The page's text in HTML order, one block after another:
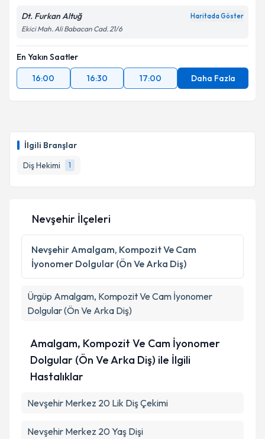
İlgili Branşlar
Diş Hekimi
1
Dt. Furkan Altuğ Haritada Göster
Ekici Mah. Ali Babacan Cad. 21/6
En Yakın Saatler
16:00
16:30 17:00 Daha Fazla
Nevşehir İlçeleri
Nevşehir Amalgam, Kompozit Ve Cam
İyonomer Dolgular (Ön Ve Arka Diş)
Ürgüp Amalgam, Kompozit Ve Cam İyonomer
Dolgular (Ön Ve Arka Diş)
Amalgam, Kompozit Ve Cam İyonomer
Dolgular (Ön Ve Arka Diş) ile İlgili
Hastalıklar
Nevşehir Merkez 20 Lik Diş Çekimi
Nevşehir Merkez 20 Yaş Dişi